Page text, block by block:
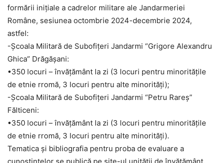
formării inițiale a cadrelor militare ale Jandarmeriei
Române, sesiunea octombrie 2024-decembrie 2024,
astfel:
-Școala Militară de Subofiţeri Jandarmi “Grigore Alexandru
Ghica” Drăgăşani:
•350 locuri – învăţământ la zi (3 locuri pentru minorităţile
de etnie rromă, 3 locuri pentru alte minorităţi);
-Școala Militară de Subofiţeri Jandarmi “Petru Rareș”
Fălticeni:
•350 locuri – învăţământ la zi (3 locuri pentru minorităţile
de etnie rromă, 3 locuri pentru alte minorităţi).
Tematica și bibliografia pentru proba de evaluare a